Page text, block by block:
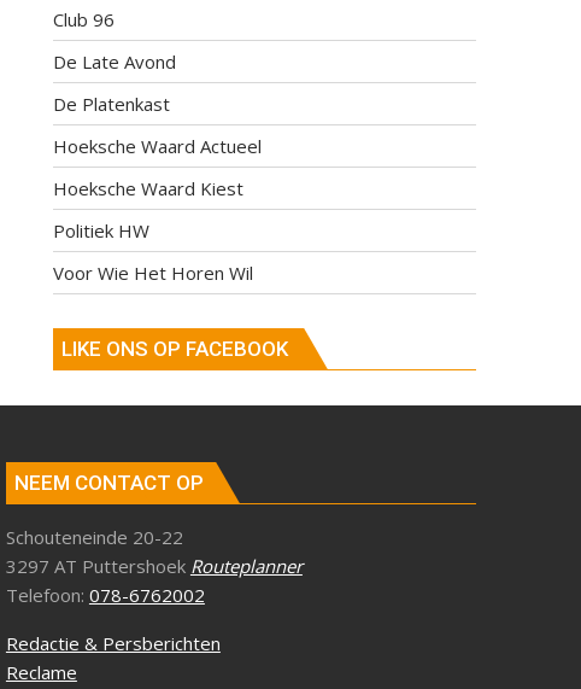
Club 96
De Late Avond
De Platenkast
Hoeksche Waard Actueel
Hoeksche Waard Kiest
Politiek HW
Voor Wie Het Horen Wil
LIKE ONS OP FACEBOOK
NEEM CONTACT OP
Schouteneinde 20-22
3297 AT Puttershoek Routeplanner
Telefoon: 078-6762002
Redactie & Persberichten
Reclame